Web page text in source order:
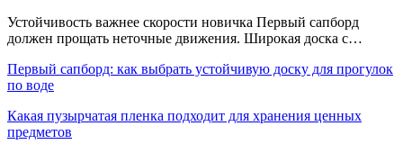
Устойчивость важнее скорости новичка Первый сапборд
должен прощать неточные движения. Широкая доска с…
Первый сапборд: как выбрать устойчивую доску для прогулок
по воде
Какая пузырчатая пленка подходит для хранения ценных
предметов